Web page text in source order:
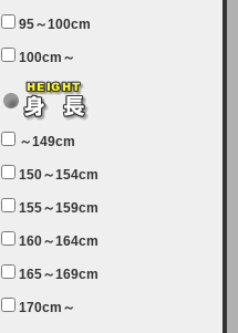
7月5日（土曜日）午前7：00から午
テナンスを実施します。ユーザー様
にはご迷惑をおかけしますがご理解
いただけます様、宜しくお願い致し
【クレジットカード決済について
②】
現在、クレジットカード決済はJCB
のみになっております。大変ご迷惑
95～100cm
100cm～
～149cm
150～154cm
155～159cm
160～164cm
165～169cm
170cm～